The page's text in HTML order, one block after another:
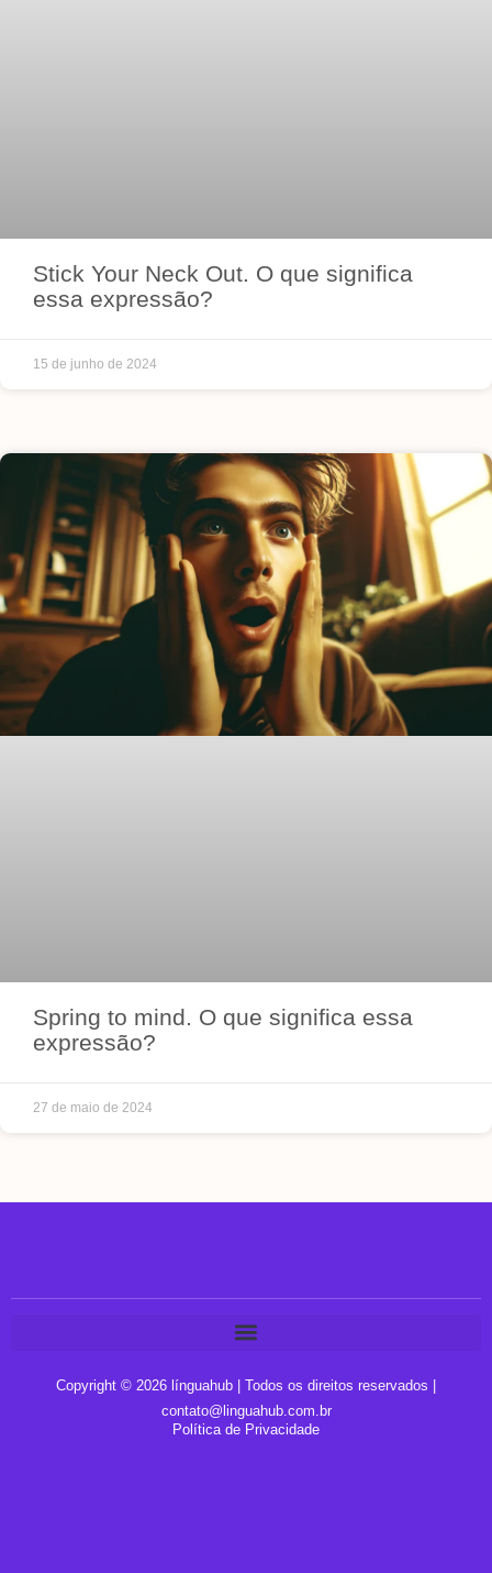
Stick Your Neck Out. O que significa
essa expressão?
15 de junho de 2024
Spring to mind. O que significa essa
expressão?
27 de maio de 2024
Copyright © 2026 línguahub | Todos os direitos reservados |
contato@linguahub.com.br
Política de Privacidade